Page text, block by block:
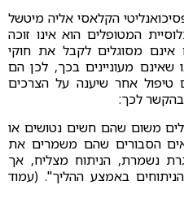
הקלאסי אליה מיטשל
המטופלים הוא אינו זוכה
אינם מסוגלים לקבל את חוקי
מעוניינים בכך, לכן הם
טיפול אחר שיענה על הצרכים
לכך:
משום שהם חשים נטושים או
הסבורים שהם משמרים את
נשמרת, הניתוח מצליח, אך
באמצע ההליך". (עמוד